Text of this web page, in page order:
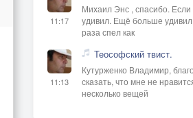
11:17
Михаил Энс , спасибо. Если
удивил. Ещё больше
раза спел как
11:13
Теософский твист.
Кутурженко Владимир,
сказать, что мне не
несколько вещей